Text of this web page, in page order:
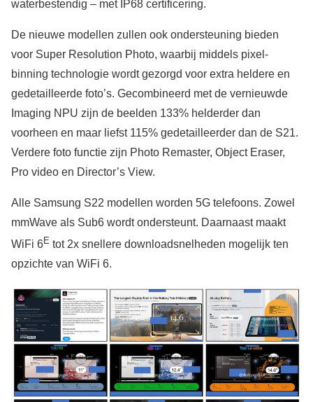
waterbestendig – met IP68 certificering.
De nieuwe modellen zullen ook ondersteuning bieden
voor Super Resolution Photo, waarbij middels pixel-
binning technologie wordt gezorgd voor extra heldere en
gedetailleerde foto’s. Gecombineerd met de vernieuwde
Imaging NPU zijn de beelden 133% helderder dan
voorheen en maar liefst 115% gedetailleerder dan de S21.
Verdere foto functie zijn Photo Remaster, Object Eraser,
Pro video en Director’s View.
Alle Samsung S22 modellen worden 5G telefoons. Zowel
mmWave als Sub6 wordt ondersteunt. Daarnaast maakt
WiFi 6E tot 2x snellere downloadsnelheden mogelijk ten
opzichte van WiFi 6.